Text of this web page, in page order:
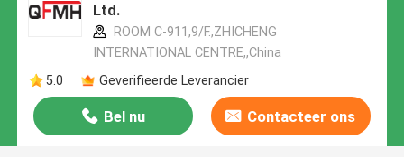
Ltd.
ROOM C-911,9/F.,ZHICHENG
INTERNATIONAL CENTRE,,China
5.0
Geverifieerde Leverancier
Bel nu Contacteer ons